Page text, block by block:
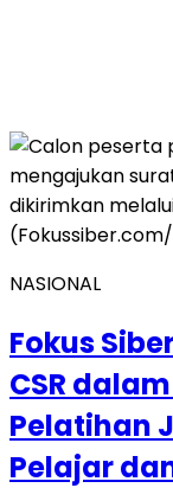
NASIONAL
Fokus
CSR
Pelatihan
Pelajar